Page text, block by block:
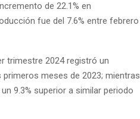
de 22.1% en
fue del 7.6% entre febrero
trimestre 2024 registró un
meses de 2023; mientras
9.3% superior a similar periodo